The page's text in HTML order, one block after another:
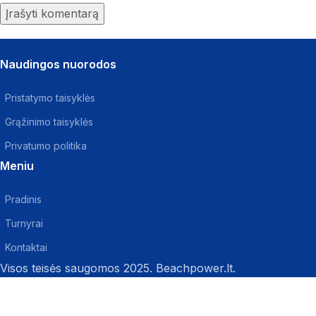
Naudingos nuorodos
Pristatymo taisyklės
Grąžinimo taisyklės
Privatumo politika
Meniu
Pradinis
Turnyrai
Kontaktai
Visos teisės saugomos 2025. Beachpower.lt.